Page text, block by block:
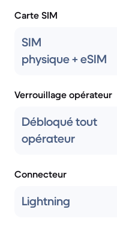
Carte SIM
SIM
physique + eSIM
Verrouillage opérateur
Débloqué tout
opérateur
Connecteur
Lightning